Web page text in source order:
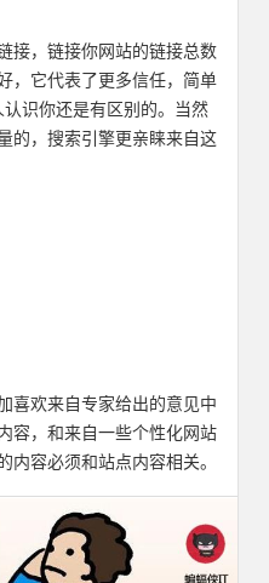
接，链接你网站的链接总数
，它代表了更多信任，简单
识你还是有区别的。当然
的，搜索引擎更亲睐来自这
喜欢来自专家给出的意见中
容，和来自一些个性化网站
内容必须和站点内容相关。